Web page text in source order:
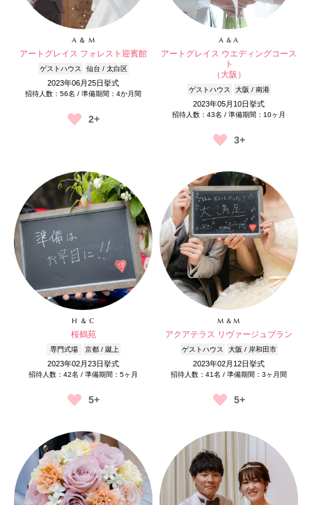
A ＆ M
アートグレイス フォレスト迎賓館
ゲストハウス 仙台 / 太白区
2023年06月25日挙式
招待人数：56名 / 準備期間：4か月間
2+
A & A
アートグレイス ウエディングコース
ト
（大阪）
ゲストハウス 大阪 / 南港
2023年05月10日挙式
招待人数：43名 / 準備期間：10ヶ月
3+
H ＆ C
桜鶴苑
専門式場 京都 / 蹴上
2023年02月23日挙式
招待人数：42名 / 準備期間：5ヶ月
5+
M & M
アクアテラス リヴァージュブラン
ゲストハウス 大阪 / 岸和田市
2023年02月12日挙式
招待人数：41名 / 準備期間：3ヶ月間
5+